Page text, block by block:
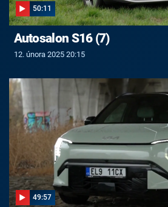
50:11
Autosalon S16 (7)
12. února 2025 20:15
49:57